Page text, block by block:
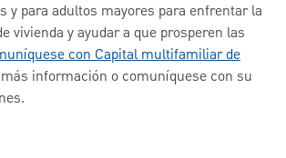
y para adultos mayores para enfrentar la
vivienda y ayudar a que prosperen las
con Capital multifamiliar de
información o comuníquese con su